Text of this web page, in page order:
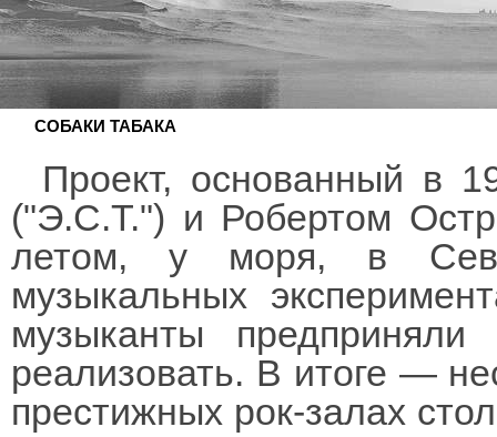
СОБАКИ ТАБАКА
Проект, основанный в
("Э.С.Т.") и Робертом
летом, у моря, в
музыкальных
музыканты
реализовать. В итоге —
престижных рок-залах